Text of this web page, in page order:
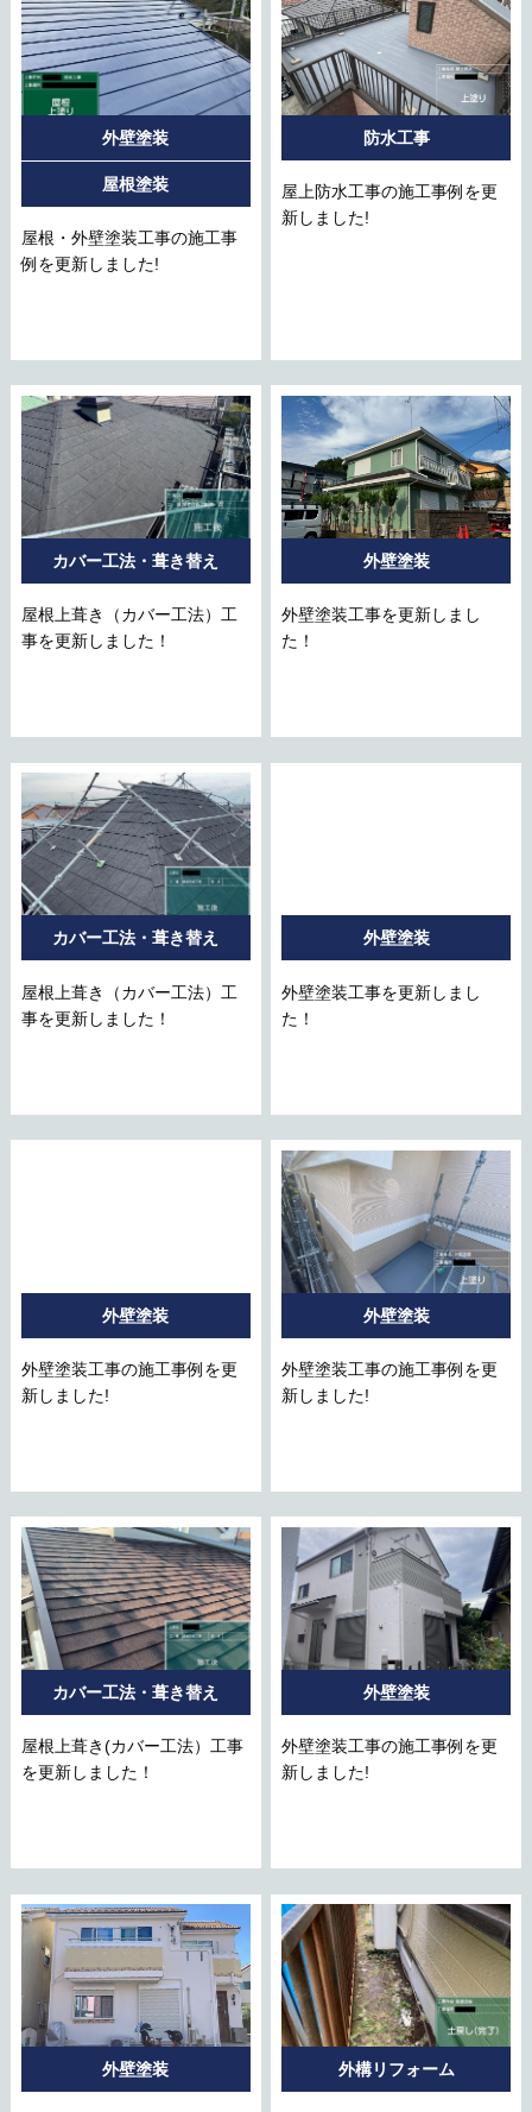
外壁塗装
屋根塗装
屋根・外壁塗装工事の施工事
例を更新しました!
防水工事
屋上防水工事の施工事例を更
新しました!
カバー工法・葺き替え
屋根上葺き（カバー工法）工
事を更新しました！
外壁塗装
外壁塗装工事を更新しまし
た！
カバー工法・葺き替え
屋根上葺き（カバー工法）工
事を更新しました！
外壁塗装
外壁塗装工事を更新しまし
た！
外壁塗装
外壁塗装工事の施工事例を更
新しました!
外壁塗装
外壁塗装工事の施工事例を更
新しました!
カバー工法・葺き替え
屋根上葺き(カバー工法）工事
を更新しました！
外壁塗装
外壁塗装工事の施工事例を更
新しました!
外壁塗装 外構リフォーム